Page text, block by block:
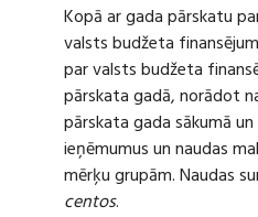
Kopā ar gada pārskatu
valsts budžeta
par valsts budžeta
pārskata gadā, norādot
pārskata gada sākumā
ieņēmumus un naudas
mērķu grupām. Naudas
centos.